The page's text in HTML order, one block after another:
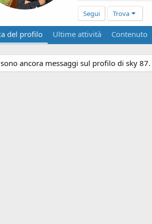
Segui Trova
del profilo Ultime attività Contenuto
ancora messaggi sul profilo di sky 87.